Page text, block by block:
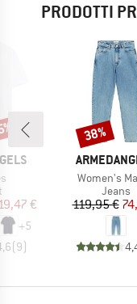
PRODOTTI
di prodotti
ridotto
€
+5
(9)
MARCHIO
Articolo
Women's
Jeans
119,95 €
Sconto
38%